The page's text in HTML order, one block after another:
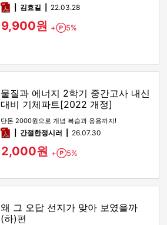
pdf김효길 22.03.28
9,900원 + Point
5%
물질과 에너지 2학기 중간고사 내신
대비 기체파트[2022 개정]
단돈 2000원으로 개념 복습과 응용까지!
pdf간절한정시러 26.07.30
2,000원 + Point
5%
왜 그 오답 선지가 맞아 보였을까
(하)편